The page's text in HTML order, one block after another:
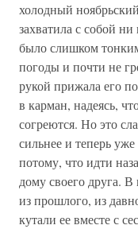
холодный
захватила с собой
было слишком
погоды и почти не
рукой прижала его
в карман, надеясь,
согреются. Но это
сильнее и теперь
потому, что идти
дому своего друга.
из прошлого, из
кутали ее вместе с